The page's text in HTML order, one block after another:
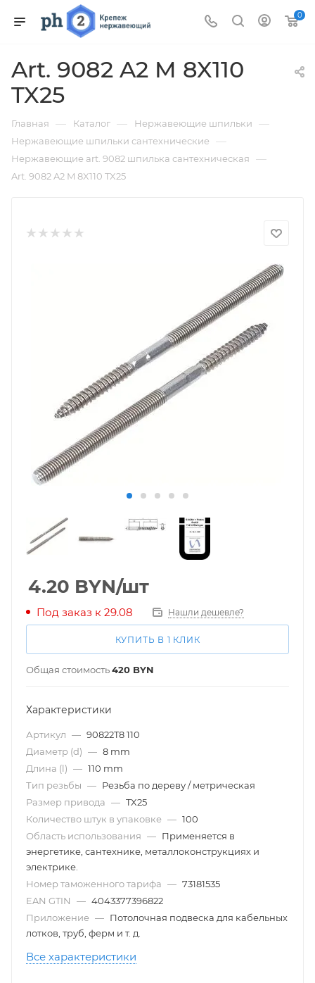
0
Art. 9082 A2 M 8X110
TX25
Главная — Каталог — Нержавеющие шпильки —
Нержавеющие шпильки сантехнические —
Нержавеющие art. 9082 шпилька сантехническая —
Art. 9082 A2 M 8X110 TX25
4.20 BYN/шт
Под заказ к 29.08 Нашли дешевле?
КУПИТЬ В 1 КЛИК
Общая стоимость420 BYN
Характеристики
Артикул — 90822T8 110
Диаметр (d) — 8 mm
Длина (l) — 110 mm
Тип резьбы — Резьба по дереву / метрическая
Размер привода — TX25
Количество штук в упаковке — 100
Область использования — Применяется в
энергетике, сантехнике, металлоконструкциях и
электрике.
Номер таможенного тарифа — 73181535
EAN GTIN
— 4043377396822
Приложение — Потолочная подвеска для кабельных
лотков, труб, ферм и т. д.
Все характеристики